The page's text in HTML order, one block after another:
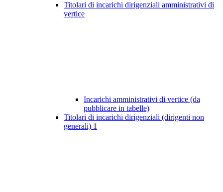
Titolari di incarichi dirigenziali amministrativi di
vertice
Incarichi amministrativi di vertice (da
pubblicare in tabelle)
Titolari di incarichi dirigenziali (dirigenti non
generali) 1